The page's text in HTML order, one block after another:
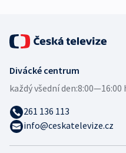
Divácké centrum
každý všední den:8:00—16:00
261 136 113
info@ceskatelevize.cz